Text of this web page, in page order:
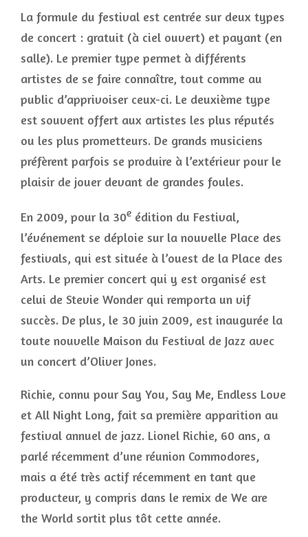
La formule du festival est centrée sur deux types
de concert : gratuit (à ciel ouvert) et payant (en
salle). Le premier type permet à différents
artistes de se faire connaître, tout comme au
public d’apprivoiser ceux-ci. Le deuxième type
est souvent offert aux artistes les plus réputés
ou les plus prometteurs. De grands musiciens
préfèrent parfois se produire à l’extérieur pour le
plaisir de jouer devant de grandes foules.
En 2009, pour la 30e édition du Festival,
l’événement se déploie sur la nouvelle Place des
festivals, qui est située à l’ouest de la Place des
Arts. Le premier concert qui y est organisé est
celui de Stevie Wonder qui remporta un vif
succès. De plus, le 30 juin 2009, est inaugurée la
toute nouvelle Maison du Festival de Jazz avec
un concert d’Oliver Jones.
Richie, connu pour Say You, Say Me, Endless Love
et All Night Long, fait sa première apparition au
festival annuel de jazz. Lionel Richie, 60 ans, a
parlé récemment d’une réunion Commodores,
mais a été très actif récemment en tant que
producteur, y compris dans le remix de We are
the World sortit plus tôt cette année.